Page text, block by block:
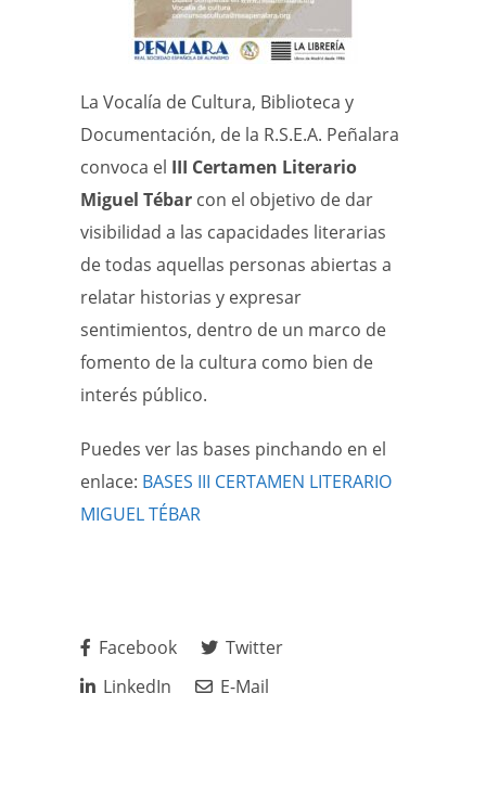
La Vocalía de Cultura, Biblioteca y
Documentación, de la R.S.E.A. Peñalara
convoca el III Certamen Literario
Miguel Tébar con el objetivo de dar
visibilidad a las capacidades literarias
de todas aquellas personas abiertas a
relatar historias y expresar
sentimientos, dentro de un marco de
fomento de la cultura como bien de
interés público.
Puedes ver las bases pinchando en el
enlace: BASES III CERTAMEN LITERARIO
MIGUEL TÉBAR
Facebook
Twitter
LinkedIn
E-Mail